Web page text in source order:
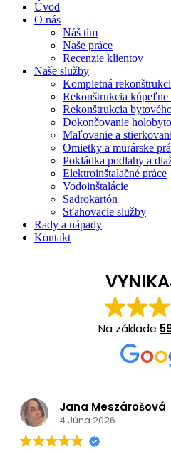
Úvod
O nás
Náš tím
Naše práce
Recenzie klientov
Naše služby
Kompletná
Rekonštrukcia kúpeľne
Rekonštrukcia
Dokončovanie
Maľovanie a
Omietky a murárske
Pokládka podlahy a
Elektroinštalačné práce
Vodoinštalácie
Sadrokartón
Sťahovacie služby
Rady a nápady
Kontakt
Na základe
Jana Meszárošová
4 Júna 2026